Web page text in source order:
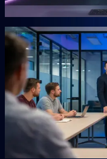
Gründer
KI-Marketing-
Marketing für den
Für Unternehmer, die
Ergebnisse wollen. Das
sonst eine externe
Agenturpreise, ohne
Mehr erfahren →